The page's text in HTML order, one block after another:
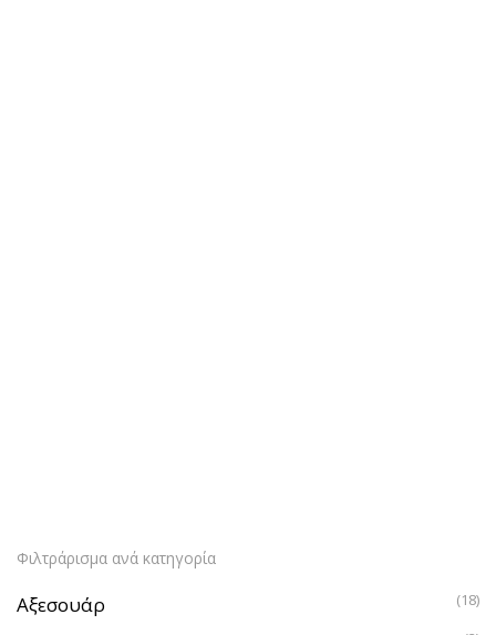
Φιλτράρισμα ανά κατηγορία
Αξεσουάρ (18)